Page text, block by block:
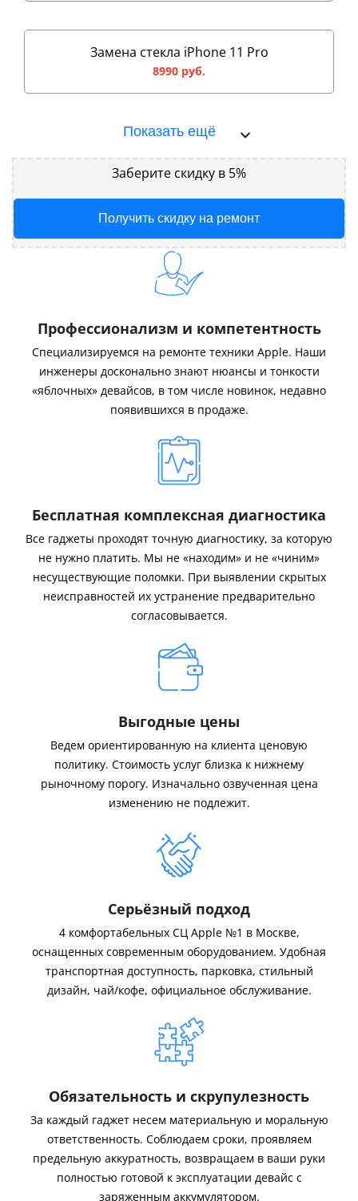
Замена стекла iPhone 11 Pro
8990 руб.
Показать ещё
Заберите скидку в 5%
Получить скидку на ремонт
Профессионализм и компетентность
Специализируемся на ремонте техники Apple. Наши
инженеры досконально знают нюансы и тонкости
«яблочных» девайсов, в том числе новинок, недавно
появившихся в продаже.
Бесплатная комплексная диагностика
Все гаджеты проходят точную диагностику, за которую
не нужно платить. Мы не «находим» и не «чиним»
несуществующие поломки. При выявлении скрытых
неисправностей их устранение предварительно
согласовывается.
Выгодные цены
Ведем ориентированную на клиента ценовую
политику. Стоимость услуг близка к нижнему
рыночному порогу. Изначально озвученная цена
изменению не подлежит.
Серьёзный подход
4 комфортабельных СЦ Apple №1 в Москве,
оснащенных современным оборудованием. Удобная
транспортная доступность, парковка, стильный
дизайн, чай/кофе, официальное обслуживание.
Обязательность и скрупулезность
За каждый гаджет несем материальную и моральную
ответственность. Соблюдаем сроки, проявляем
предельную аккуратность, возвращаем в ваши руки
полностью готовой к эксплуатации девайс с
заряженным аккумулятором.